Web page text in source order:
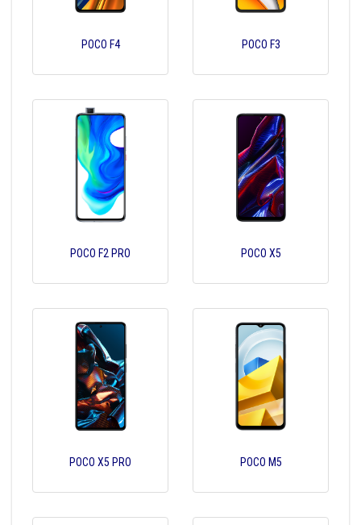
POCO F4 POCO F3
POCO F2 PRO POCO X5
POCO X5 PRO POCO M5